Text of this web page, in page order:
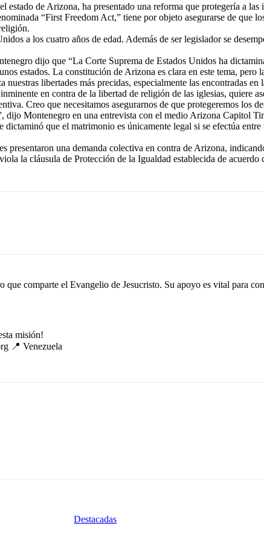
de Arizona, ha presentado una reforma que protegería a
“First Freedom Act,” tiene por objeto asegurarse de que
a los cuatro años de edad. Además de ser legislador se
dijo que “La Corte Suprema de Estados Unidos ha
estados. La constitución de Arizona es clara en este tema,
nuestras libertades más precidas, especialmente las encontradas en
en contra de la libertad de religión de las iglesias, quiere
Creo que necesitamos asegurarnos de que protegeremos los
dijo Montenegro en una entrevista con el medio Arizona Capitol
que el matrimonio es únicamente legal si se efectúa
presentaron una demanda colectiva en contra de Arizona,
la cláusula de Protección de la Igualdad establecida de acuerdo
comparte el Evangelio de Jesucristo. Su apoyo es vital para
misión!
📍 Venezuela
Destacadas